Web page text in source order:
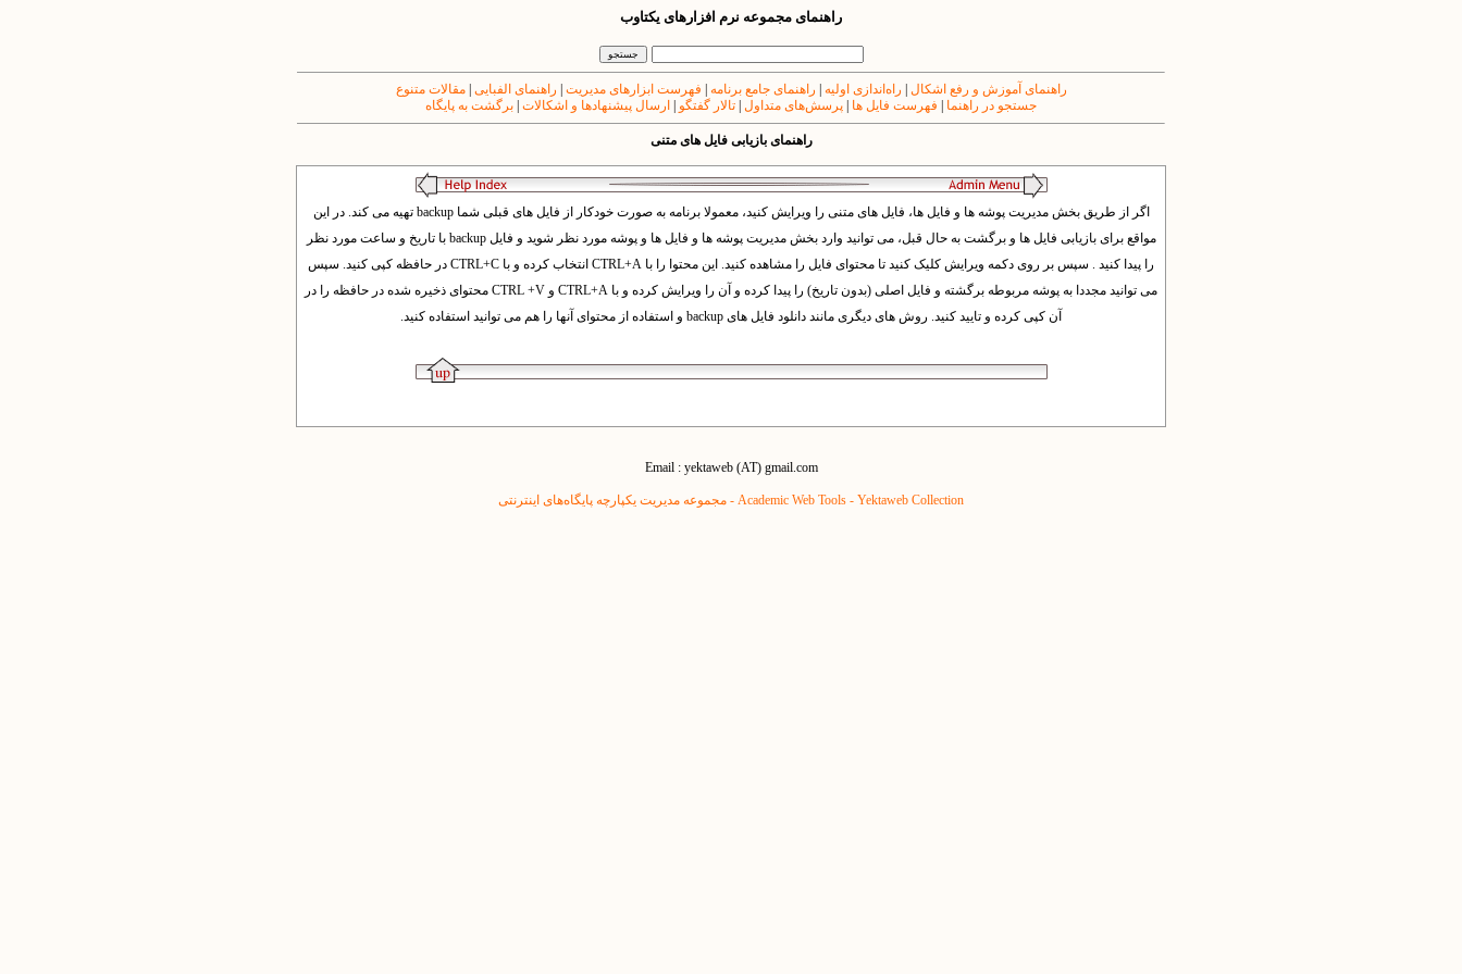
راهنمای مجموعه نرم افزارهای یکتاوب
راهنمای آموزش و رفع اشکال راه‌اندازی اولیه راهنمای جامع برنامه فهرست ابزارهای مدیریت راهنمای الفبایی |مقالات متنوع
جستجو در راهنما
فهرست فایل ها پرسش‌های متداول تالار گفتگو ارسال پیشنهادها و اشکالات برگشت به پایگاه
راهنمای بازیابی فایل های متنی
اگر از طریق بخش مدیریت پوشه ها و فایل ها، فایل های متنی را ویرایش کنید، معمولا برنامه به صورت خودکار از فایل های قبلی شما backup تهیه می کند. در این
مواقع برای بازیابی فایل ها و برگشت به حال قبل، می توانید وارد بخش مدیریت پوشه ها و فایل ها و پوشه مورد نظر شوید و فایل backup با تاریخ و ساعت مورد نظر
را پیدا کنید . سپس بر روی دکمه ویرایش کلیک کنید تا محتوای فایل را مشاهده کنید. این محتوا را با CTRL+A انتخاب کرده و با CTRL+C در حافظه کپی کنید. سپس
می توانید مجددا به پوشه مربوطه برگشته و فایل اصلی (بدون تاریخ) را پیدا کرده و آن را ویرایش کرده و با CTRL+A و CTRL +V محتوای ذخیره شده در حافظه را در
آن کپی کرده و تایید کنید. روش های دیگری مانند دانلود فایل های backup و استفاده از محتوای آنها را هم می توانید استفاده کنید.
Email : yektaweb (AT) gmail.com
Academic Web Tools - Yektaweb Collection - مجموعه مدیریت یکپارچه پایگاه‌های اینترنتی